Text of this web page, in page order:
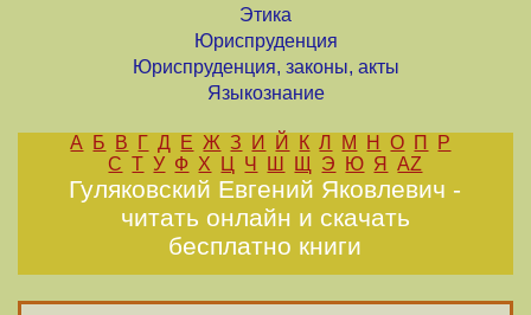
Этика
Юриспруденция
Юриспруденция, законы, акты
Языкознание
А Б В Г Д Е Ж З И Й К Л М Н О П
Р
С Т У Ф Х Ц Ч Ш Щ Э Ю Я AZ
Гуляковский Евгений Яковлевич -
читать онлайн и скачать
бесплатно книги